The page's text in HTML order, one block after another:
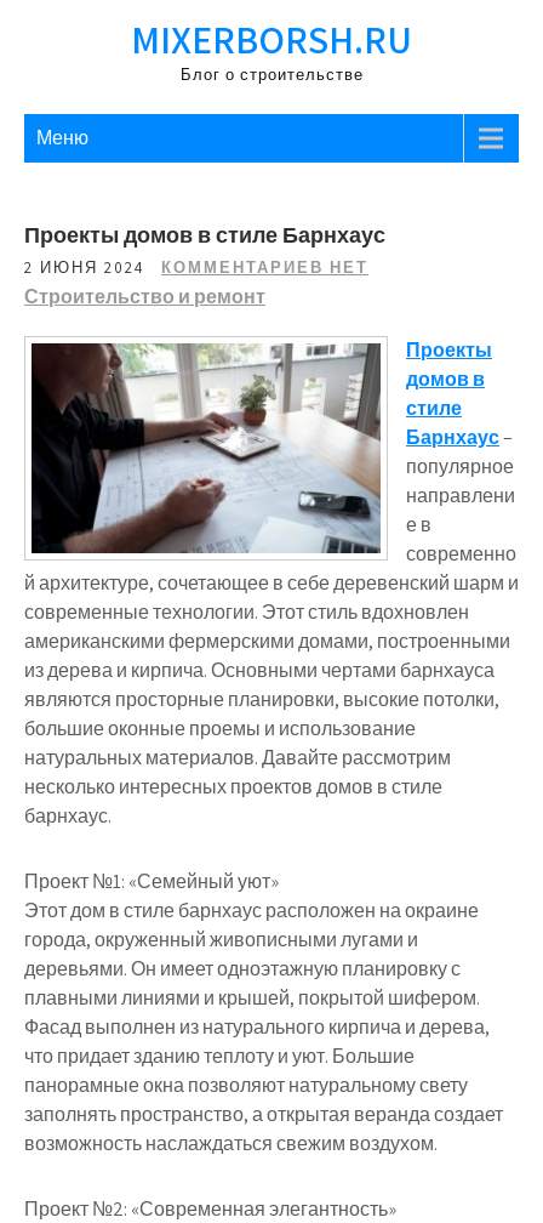
MIXERBORSH.RU
Блог о строительстве
Меню
Проекты домов в стиле Барнхаус
2 ИЮНЯ 2024 КОММЕНТАРИЕВ НЕТ
Строительство и ремонт
Проекты
домов в
стиле
Барнхаус–
популярное
направлени
е в
современно
й архитектуре, сочетающее в себе деревенский шарм и
современные технологии. Этот стиль вдохновлен
американскими фермерскими домами, построенными
из дерева и кирпича. Основными чертами барнхауса
являются просторные планировки, высокие потолки,
большие оконные проемы и использование
натуральных материалов. Давайте рассмотрим
несколько интересных проектов домов в стиле
барнхаус.
Проект №1: «Семейный уют»
Этот дом в стиле барнхаус расположен на окраине
города, окруженный живописными лугами и
деревьями. Он имеет одноэтажную планировку с
плавными линиями и крышей, покрытой шифером.
Фасад выполнен из натурального кирпича и дерева,
что придает зданию теплоту и уют. Большие
панорамные окна позволяют натуральному свету
заполнять пространство, а открытая веранда создает
возможность наслаждаться свежим воздухом.
Проект №2: «Современная элегантность»